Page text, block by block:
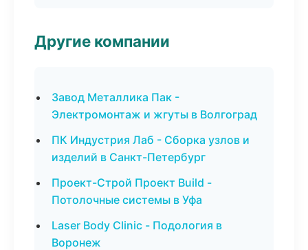
Другие компании
Завод Металлика Пак -
Электромонтаж и жгуты в Волгоград
ПК Индустрия Лаб - Сборка узлов и
изделий в Санкт-Петербург
Проект-Строй Проект Build -
Потолочные системы в Уфа
Laser Body Clinic - Подология в
Воронеж